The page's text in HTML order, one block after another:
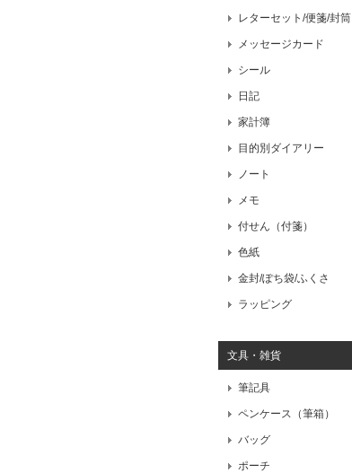
レターセット/便箋/封筒
メッセージカード
シール
日記
家計簿
目的別ダイアリー
ノート
メモ
付せん（付箋）
色紙
金封/ぽち袋/ふくさ
ラッピング
文具・雑貨
筆記具
ペンケース（筆箱）
バッグ
ポーチ